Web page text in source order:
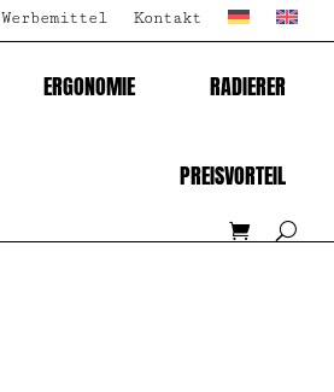
Werbemittel Kontakt
ERGONOMIE RADIERER
PREISVORTEIL